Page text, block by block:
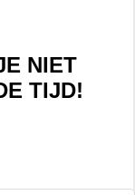
NIET
TIJD!